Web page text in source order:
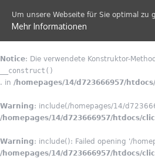
Notice: Die verwendete Konstruktor-
__construct()
. in /homepages/14/d723666957/
Warning: include(/homepages/14/
/homepages/14/d723666957/htdocs/
Warning: include(): Failed opening '/
/homepages/14/d723666957/htdocs/
Um unsere Webseite für Sie optimal zu
Mehr Informationen